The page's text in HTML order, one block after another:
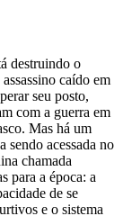
destruindo o
caído em
seu posto,
com a guerra em
Mas há um
sendo acessada no
chamada
para a época: a
de se
e o sistema